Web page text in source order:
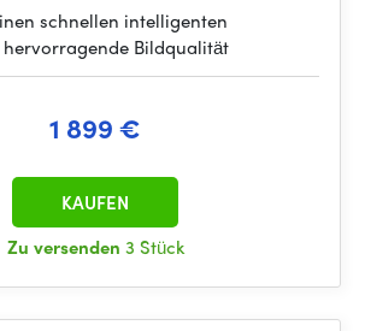
schnellen intelligenten
Bildqualität
1 899 €
Zu versenden 3 Stück
KAUFEN